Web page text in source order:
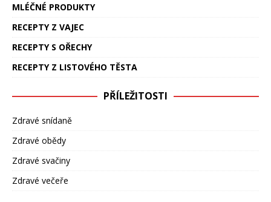
MLÉČNÉ PRODUKTY
RECEPTY Z VAJEC
RECEPTY S OŘECHY
RECEPTY Z LISTOVÉHO TĚSTA
PŘÍLEŽITOSTI
Zdravé snídaně
Zdravé obědy
Zdravé svačiny
Zdravé večeře